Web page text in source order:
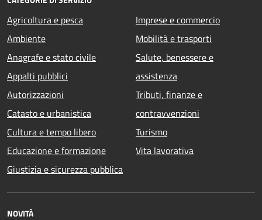
Agricoltura e pesca
Ambiente
Anagrafe e stato civile
Appalti pubblici
Autorizzazioni
Catasto e urbanistica
Cultura e tempo libero
Educazione e formazione
Giustizia e sicurezza pubblica
Imprese e commercio
Mobilità e trasporti
Salute, benessere e
assistenza
Tributi, finanze e
contravvenzioni
Turismo
Vita lavorativa
NOVITÀ